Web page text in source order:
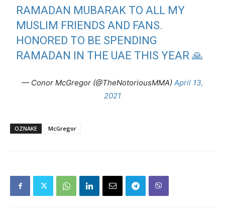
RAMADAN MUBARAK TO ALL MY
MUSLIM FRIENDS AND FANS.
HONORED TO BE SPENDING
RAMADAN IN THE UAE THIS YEAR 🙏
— Conor McGregor (@TheNotoriousMMA) April 13,
2021
OZNAKE McGregor